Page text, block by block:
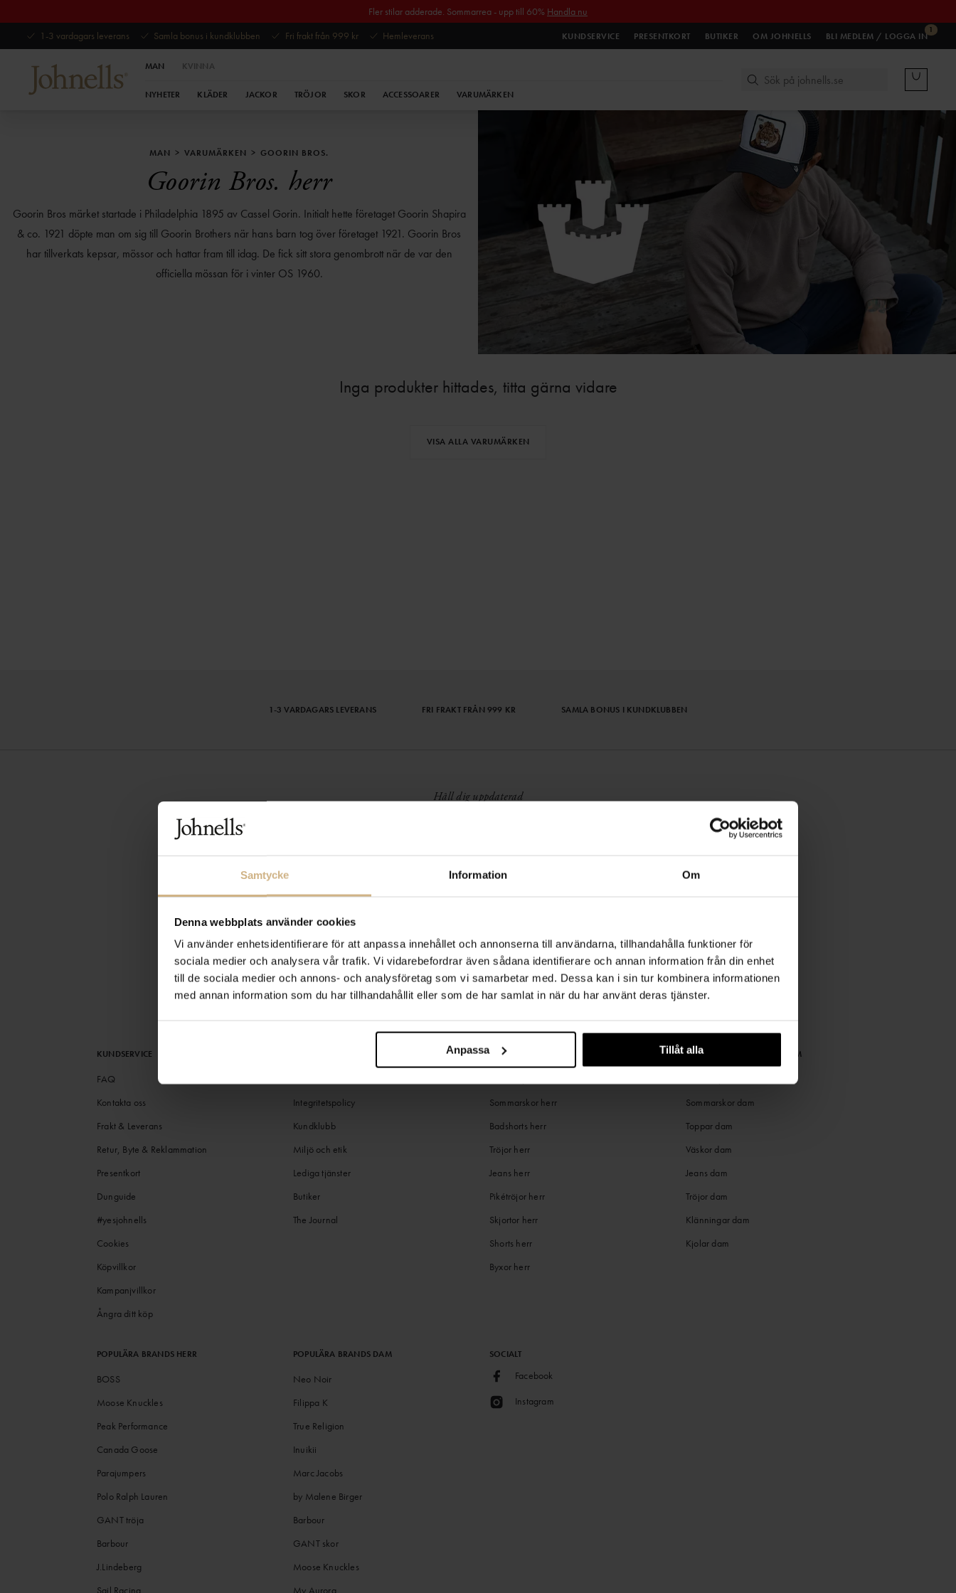
Samtycke Information Om
Denna webbplats använder cookies
Vi använder enhetsidentifierare för att anpassa innehållet och annonserna till användarna, tillhandahålla funktioner för
sociala medier och analysera vår trafik. Vi vidarebefordrar även sådana identifierare och annan information från din enhet
till de sociala medier och annons- och analysföretag som vi samarbetar med. Dessa kan i sin tur kombinera informationen
med annan information som du har tillhandahållit eller som de har samlat in när du har använt deras tjänster.
Anpassa Tillåt alla
Fler stilar adderade. Sommarrea - upp till 60% Handla nu
1-3 vardagars leverans
Samla bonus i kundklubben Fri frakt från 999 kr Hemleverans KUNDSERVICE PRESENTKORT BUTIKER OM JOHNELLS
1
BLI MEDLEM / LOGGA IN
MAN KVINNA
NYHETER KLÄDER JACKOR TRÖJOR SKOR ACCESSOARER VARUMÄRKEN
MAN VARUMÄRKEN GOORIN BROS.
Goorin Bros. herr
Goorin Bros märket startade i Philadelphia 1895 av Cassel Gorin. Initialt hette företaget Goorin Shapira
& co. 1921 döpte man om sig till Goorin Brothers när hans barn tog över företaget 1921. Goorin Bros
har tillverkats kepsar, mössor och hattar fram till idag. De fick sitt stora genombrott när de var den
officiella mössan för i vinter OS 1960.
Inga produkter hittades, titta gärna vidare
VISA ALLA VARUMÄRKEN
1-3 VARDAGARS LEVERANS FRI FRAKT FRÅN 999 KR SAMLA BONUS I KUNDKLUBBEN
Håll dig uppdaterad
bekväma fraktalternativ; utlämningsställe, hemleverans och paketskåp. Du får
KUNDSERVICE
FAQ
Kontakta oss
Frakt & Leverans
Retur, Byte & Reklammation
Presentkort
Dunguide
#yesjohnells
Cookies
Köpvillkor
Kampanjvillkor
Ångra ditt köp
Integritetspolicy
Kundklubb
Miljö och etik
Lediga tjänster
Butiker
The Journal
POPULÄRA KATEGORIER HERR
Sommarskor herr
Badshorts herr
Tröjor herr
Jeans herr
Pikétröjor herr
Skjortor herr
Shorts herr
Byxor herr
POPULÄRA KATEGORIER DAM
Sommarskor dam
Toppar dam
Väskor dam
Jeans dam
Tröjor dam
Klänningar dam
Kjolar dam
POPULÄRA BRANDS HERR
BOSS
Moose Knuckles
Peak Performance
Canada Goose
Parajumpers
Polo Ralph Lauren
GANT tröja
Barbour
J.Lindeberg
Sail Racing
POPULÄRA BRANDS DAM
Neo Noir
Filippa K
True Religion
Inuikii
Marc Jacobs
by Malene Birger
Barbour
GANT skor
Moose Knuckles
My Aurora
SOCIALT
Facebook
Instagram